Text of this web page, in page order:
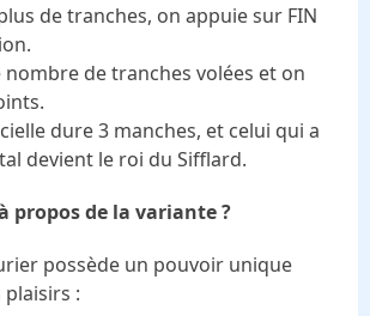
de tranches, on appuie sur FIN
nombre de tranches volées et on
dure 3 manches, et celui qui a
devient le roi du Sifflard.
propos de la variante ?
possède un pouvoir unique
: